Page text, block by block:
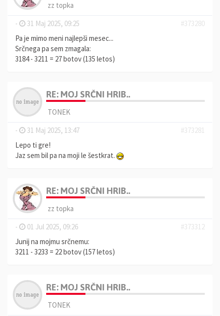
zz topka
-
31 Maj 2025, 09:25
#373280
Pa je mimo meni najlepši mesec...
Srčnega pa sem zmagala:
3184 - 3211 = 27 botov (135 letos)
RE: MOJ SRČNI HRIB..
TONEK
-
31 Maj 2025, 13:47
#373281
Lepo ti gre!
Jaz sem bil pa na moji le šestkrat.
RE: MOJ SRČNI HRIB..
zz topka
-
01 Jul 2025, 09:26
#373312
Junij na mojmu srčnemu:
3211 - 3233 = 22 botov (157 letos)
RE: MOJ SRČNI HRIB..
TONEK